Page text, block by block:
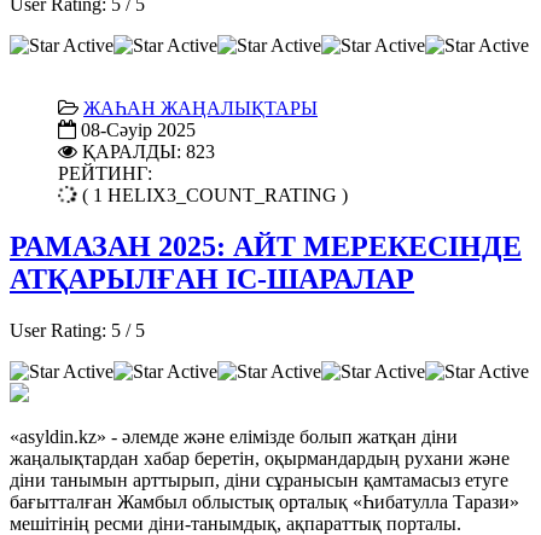
User Rating: 5 / 5
ЖАҺАН ЖАҢАЛЫҚТАРЫ
08-Сәуір 2025
ҚАРАЛДЫ: 823
РЕЙТИНГ:
( 1 HELIX3_COUNT_RATING )
РАМАЗАН 2025: АЙТ МЕРЕКЕСІНДЕ
АТҚАРЫЛҒАН ІС-ШАРАЛАР
User Rating: 5 / 5
«asyldin.kz» - әлемде және елімізде болып жатқан діни
жаңалықтардан хабар беретін, оқырмандардың рухани және
діни танымын арттырып, діни сұранысын қамтамасыз етуге
бағытталған Жамбыл облыстық орталық «Һибатулла Тарази»
мешітінің ресми діни-танымдық, ақпараттық порталы.